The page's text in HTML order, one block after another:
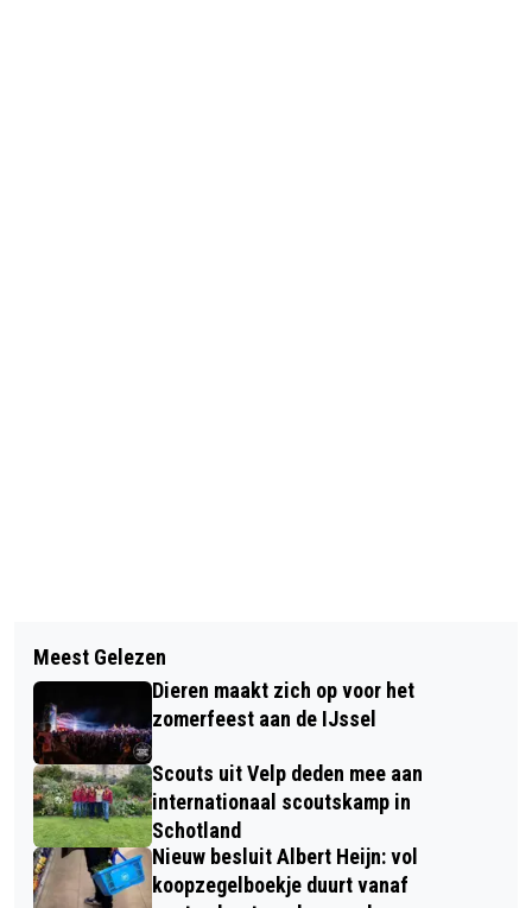
MANTELZORGCAFÉ: OMGAAN MET
EEN VERANDERENDE WERKELIJKHEID,
KAN IK DAT?
VELUWERIJDERS VERHUIST NAAR
NIEUWE VERTREKPLAATS
Meest Gelezen
Dieren maakt zich op voor het
zomerfeest aan de IJssel
Scouts uit Velp deden mee aan
internationaal scoutskamp in
Schotland
Nieuw besluit Albert Heijn: vol
koopzegelboekje duurt vanaf